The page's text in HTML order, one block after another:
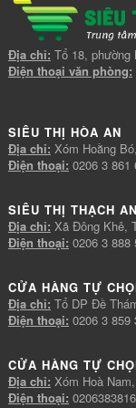
Địa chỉ: Tổ 18, phường
Điện thoại văn phòng:
SIÊU THỊ HÒA AN
Địa chỉ: Xóm Hoằng
Điện thoại: 0206 3 861
SIÊU THỊ THẠCH AN
Địa chỉ: Xã Đông Khê,
Điện thoại: 0206 3 888
CỬA HÀNG TỰ
Địa chỉ: Tổ DP Đề
Điện thoại: 0206 3 859
CỬA HÀNG TỰ
Địa chỉ: Xóm Hoà
Điện thoại: